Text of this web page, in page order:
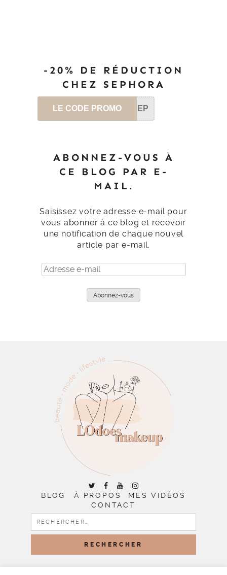
-20% DE RÉDUCTION
CHEZ SEPHORA
LE CODE PROMO SEP
ABONNEZ-VOUS À
CE BLOG PAR E-
MAIL.
Saisissez votre adresse e-mail pour
vous abonner à ce blog et recevoir
une notification de chaque nouvel
article par e-mail.
Adresse
e-
Abonnez-vous
BLOG À PROPOS
MES VIDÉOS
CONTACT
RECHERCHER :